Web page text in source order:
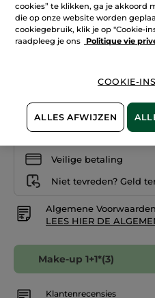
Nagellak
paars
-
Mauve
Bruyère
Beige
Aantal
IN
Veilige betaling
Niet tevreden? Geld
Algemene Voorwaarden
LEES HIER DE
Make-up 1+1*(3)
Klantenrecensies
cookies” te klikken, ga je akkoord
die op onze website worden
cookiegebruik, klik je op "Cookie-
raadpleeg je ons
Politique vie
COOKIE-
ALLES AFWIJZEN